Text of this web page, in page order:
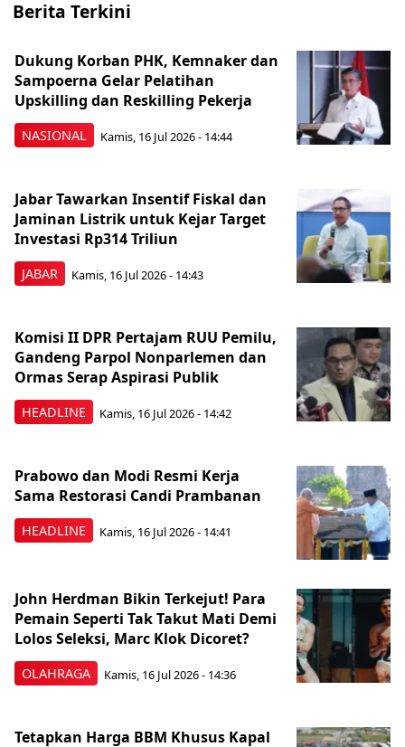
Berita Terkini
NASIONAL
Dukung Korban PHK, Kemnaker dan
Sampoerna Gelar Pelatihan
Upskilling dan Reskilling Pekerja
Kamis, 16 Jul 2026 - 14:44
JABAR
Jabar Tawarkan Insentif Fiskal dan
Jaminan Listrik untuk Kejar Target
Investasi Rp314 Triliun
Kamis, 16 Jul 2026 - 14:43
HEADLINE
Komisi II DPR Pertajam RUU Pemilu,
Gandeng Parpol Nonparlemen dan
Ormas Serap Aspirasi Publik
Kamis, 16 Jul 2026 - 14:42
HEADLINE
Prabowo dan Modi Resmi Kerja
Sama Restorasi Candi Prambanan
Kamis, 16 Jul 2026 - 14:41
OLAHRAGA
John Herdman Bikin Terkejut! Para
Pemain Seperti Tak Takut Mati Demi
Lolos Seleksi, Marc Klok Dicoret?
Kamis, 16 Jul 2026 - 14:36
Tetapkan Harga BBM Khusus Kapal